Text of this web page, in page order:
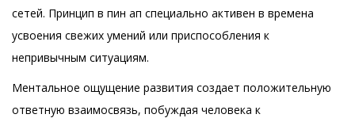
сетей. Принцип в пин ап специально активен в времена
усвоения свежих умений или приспособления к
непривычным ситуациям.
Ментальное ощущение развития создает положительную
ответную взаимосвязь, побуждая человека к